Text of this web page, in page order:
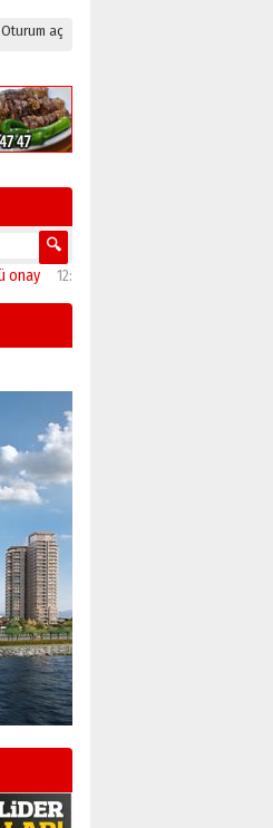
Oturum aç
12:04 Oltu’da festival coşkusu konserle